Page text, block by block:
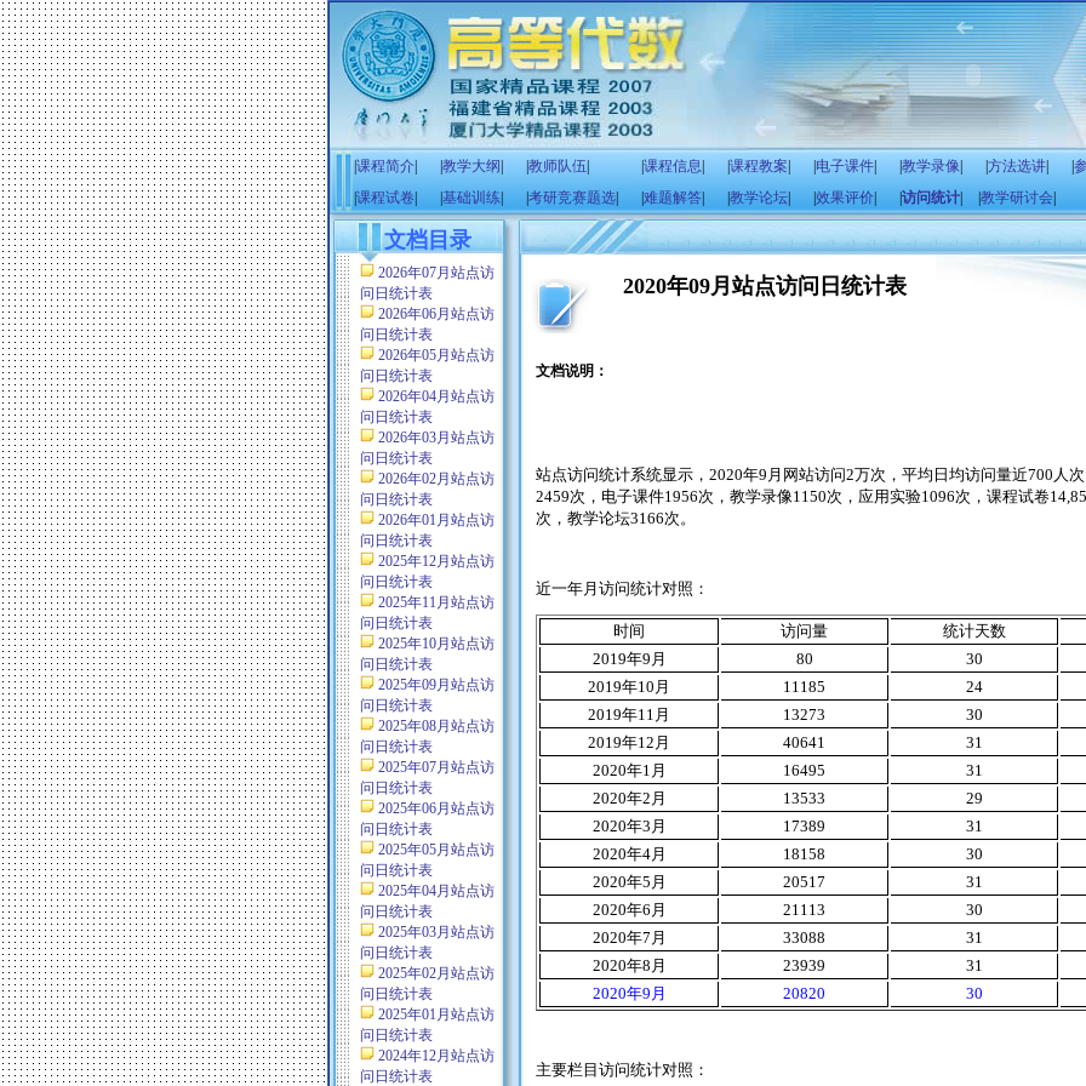
课程简介 教学大纲 教师队伍 课程信息 课程教案 电子课件 教学录像 方法选讲
课程试卷 基础训练 考研竞赛题选 难题解答 教学论坛 效果评价 访问统计 教学研讨会
文档目录
2026年07月站点访
问日统计表
2026年06月站点访
问日统计表
2026年05月站点访
问日统计表
2026年04月站点访
问日统计表
2026年03月站点访
问日统计表
2026年02月站点访
问日统计表
2026年01月站点访
问日统计表
2025年12月站点访
问日统计表
2025年11月站点访
问日统计表
2025年10月站点访
问日统计表
2025年09月站点访
问日统计表
2025年08月站点访
问日统计表
2025年07月站点访
问日统计表
2025年06月站点访
问日统计表
2025年05月站点访
问日统计表
2025年04月站点访
问日统计表
2025年03月站点访
问日统计表
2025年02月站点访
问日统计表
2025年01月站点访
问日统计表
2024年12月站点访
问日统计表
2020年09月站点访问日统计表
文档说明：
站点访问统计系统显示， 2020年9 月网站访问2万次，平均日均访问量近700 人
2459次，电子课件1956次，教学录像1150次 ，应用实验1096次，课程试卷14,85
次，教学论坛3166次。
近一年月访问统计对照：
时间 访问量
统计天数
2019年9 月 80
30
2019年10 月 11185
24
2019年11 月 13273
30
2019年12 月 40641
31
2020年1 月 16495
31
2020年2 月 13533
29
2020年3 月 17389
31
2020年4月 18158
30
2020年5 月 20517
31
2020年6 月 21113
30
2020年7 月 33088
31
2020年8月 23939
31
2020年9月 20820 30
主要栏目访问统计对照：